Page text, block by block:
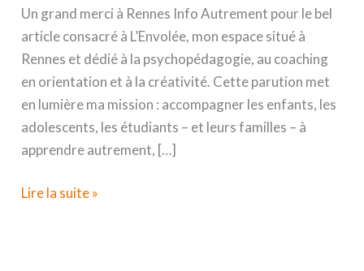
Un grand merci à Rennes Info Autrement pour le bel
article consacré à L’Envolée, mon espace situé à
Rennes et dédié à la psychopédagogie, au coaching
en orientation et à la créativité. Cette parution met
en lumière ma mission : accompagner les enfants, les
adolescents, les étudiants – et leurs familles – à
apprendre autrement, […]
L’Envolée
Lire la suite »